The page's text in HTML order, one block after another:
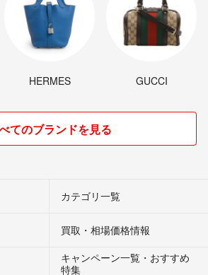
HERMES GUCCI
てのブランドを見る
カテゴリ一覧
買取・相場価格情報
キャンペーン一覧・おすすめ
特集